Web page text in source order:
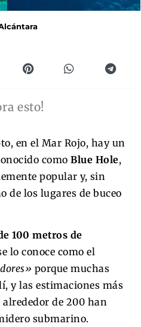
esto!
en el Mar Rojo, hay un
como Blue Hole,
popular y, sin
de los lugares de buceo
100 metros de
lo conoce como el
porque muchas
y las estimaciones más
de 200 han
submarino.